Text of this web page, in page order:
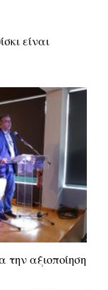
είναι
αξιοποίηση